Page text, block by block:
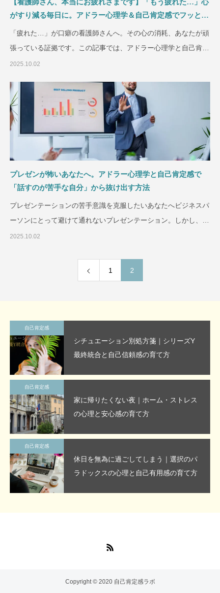
【看護師さん、本当にお疲れさまです】「もう疲れた…」心
がすり減る毎日に。アドラー心理学＆自己肯定感でフッと心
が軽くなる3つのヒント
「疲れた…」が口癖の看護師さんへ。その心の消耗、あなたが頑
張っている証拠です。この記事では、アドラー心理学と自己肯定
感の視点から、
2025.10.02
プレゼンが怖いあなたへ。アドラー心理学と自己肯定感で
「話すのが苦手な自分」から抜け出す方法
プレゼンテーションの苦手意識を克服したいあなたへビジネスパ
ーソンにとって避けて通れないプレゼンテーション。しかし、多
くの人
2025.10.02
1 2
自己肯定感
シチュエーション別処方箋｜シリーズY
最終統合と自己信頼感の育て方
自己肯定感
家に帰りたくない夜｜ホーム・ストレス
の心理と安心感の育て方
自己肯定感
休日を無為に過ごしてしまう｜選択のパ
ラドックスの心理と自己有用感の育て方
Copyright © 2020 自己肯定感ラボ